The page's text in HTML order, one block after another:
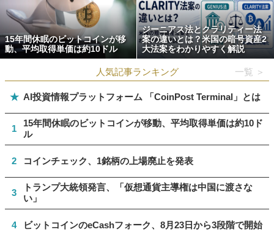
15年間休眠のビットコインが移
動、平均取得単価は約10ドル
ジーニアス法とクラリティー法
案の違いとは？米国の暗号資産2
大法案をわかりやすく解説
人気記事ランキング 一覧 ＞
★ AI投資情報プラットフォーム 「CoinPost Terminal」とは
1
15年間休眠のビットコインが移動、平均取得単価は約10ド
ル
2 コインチェック、1銘柄の上場廃止を発表
3
トランプ大統領発言、「仮想通貨主導権は中国に渡さな
い」
4 ビットコインのeCashフォーク、8月23日から3段階で開始